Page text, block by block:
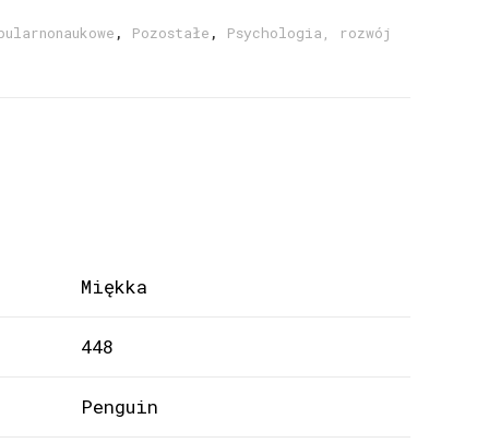
, Pozostałe , Psychologia, rozwój
Miękka
448
Penguin